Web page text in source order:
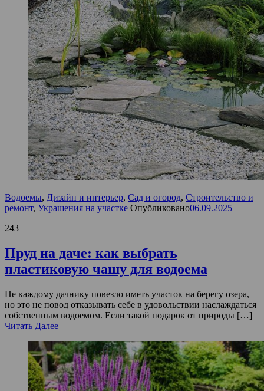
Водоемы, Дизайн и интерьер, Сад и огород, Строительство и
ремонт, Украшения на участке Опубликовано06.09.2025
243
Пруд на даче: как выбрать
пластиковую чашу для водоема
Не каждому дачнику повезло иметь участок на берегу озера,
но это не повод отказывать себе в удовольствии наслаждаться
собственным водоемом. Если такой подарок от природы […]
Читать Далее